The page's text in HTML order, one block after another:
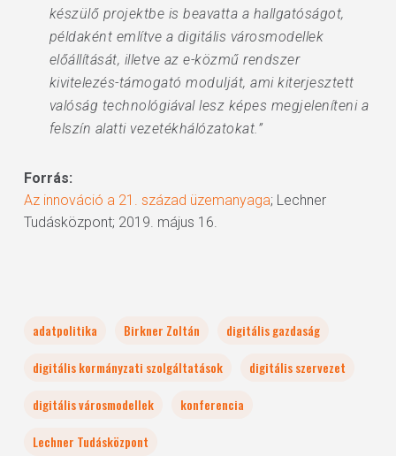
készülő projektbe is beavatta a hallgatóságot,
példaként említve a digitális városmodellek
előállítását, illetve az e-közmű rendszer
kivitelezés-támogató modulját, ami kiterjesztett
valóság technológiával lesz képes megjeleníteni a
felszín alatti vezetékhálózatokat.”
Forrás:
Az innováció a 21. század üzemanyaga; Lechner
Tudásközpont; 2019. május 16.
adatpolitika Birkner Zoltán
digitális gazdaság
digitális kormányzati szolgáltatások
digitális szervezet
digitális városmodellek
konferencia
Lechner Tudásközpont